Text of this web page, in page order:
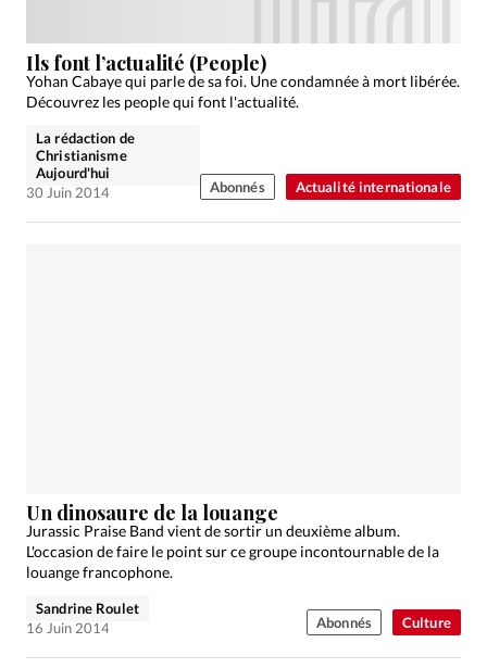
Actualité internationale
Ils font l’actualité (People)
Yohan Cabaye qui parle de sa foi. Une condamnée à mort libérée.
Découvrez les people qui font l'actualité.
La rédaction de
Christianisme
Aujourd'hui
30 Juin 2014
Abonnés
Culture
Un dinosaure de la louange
Jurassic Praise Band vient de sortir un deuxième album.
L'occasion de faire le point sur ce groupe incontournable de la
louange francophone.
Sandrine Roulet
16 Juin 2014
Abonnés